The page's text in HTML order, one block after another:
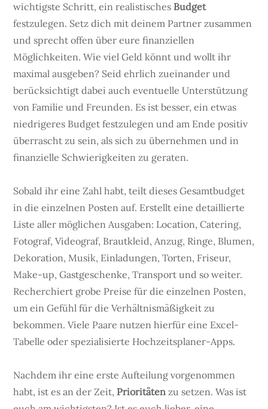
wichtigste Schritt, ein realistisches Budget
festzulegen. Setz dich mit deinem Partner zusammen
und sprecht offen über eure finanziellen
Möglichkeiten. Wie viel Geld könnt und wollt ihr
maximal ausgeben? Seid ehrlich zueinander und
berücksichtigt dabei auch eventuelle Unterstützung
von Familie und Freunden. Es ist besser, ein etwas
niedrigeres Budget festzulegen und am Ende positiv
überrascht zu sein, als sich zu übernehmen und in
finanzielle Schwierigkeiten zu geraten.
Sobald ihr eine Zahl habt, teilt dieses Gesamtbudget
in die einzelnen Posten auf. Erstellt eine detaillierte
Liste aller möglichen Ausgaben: Location, Catering,
Fotograf, Videograf, Brautkleid, Anzug, Ringe, Blumen,
Dekoration, Musik, Einladungen, Torten, Friseur,
Make-up, Gastgeschenke, Transport und so weiter.
Recherchiert grobe Preise für die einzelnen Posten,
um ein Gefühl für die Verhältnismäßigkeit zu
bekommen. Viele Paare nutzen hierfür eine Excel-
Tabelle oder spezialisierte Hochzeitsplaner-Apps.
Nachdem ihr eine erste Aufteilung vorgenommen
habt, ist es an der Zeit, Prioritäten zu setzen. Was ist